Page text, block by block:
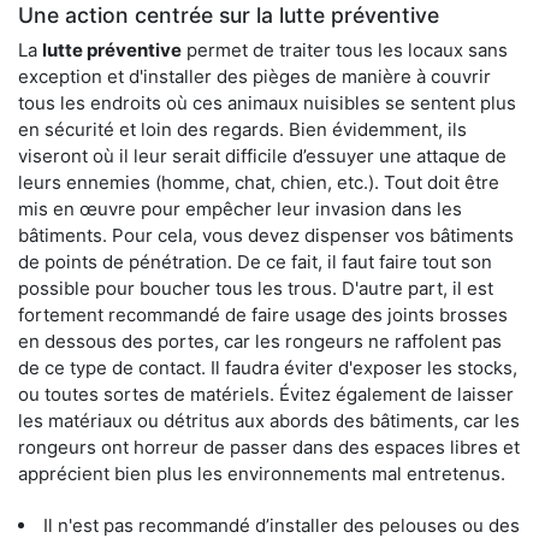
Une action centrée sur la lutte préventive
La lutte préventive permet de traiter tous les locaux sans
exception et d'installer des pièges de manière à couvrir
tous les endroits où ces animaux nuisibles se sentent plus
en sécurité et loin des regards. Bien évidemment, ils
viseront où il leur serait difficile d’essuyer une attaque de
leurs ennemies (homme, chat, chien, etc.). Tout doit être
mis en œuvre pour empêcher leur invasion dans les
bâtiments. Pour cela, vous devez dispenser vos bâtiments
de points de pénétration. De ce fait, il faut faire tout son
possible pour boucher tous les trous. D'autre part, il est
fortement recommandé de faire usage des joints brosses
en dessous des portes, car les rongeurs ne raffolent pas
de ce type de contact. Il faudra éviter d'exposer les stocks,
ou toutes sortes de matériels. Évitez également de laisser
les matériaux ou détritus aux abords des bâtiments, car les
rongeurs ont horreur de passer dans des espaces libres et
apprécient bien plus les environnements mal entretenus.
Il n'est pas recommandé d’installer des pelouses ou des